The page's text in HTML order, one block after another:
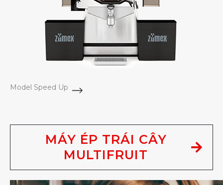
Model Speed Up
MÁY ÉP TRÁI CÂY
MULTIFRUIT